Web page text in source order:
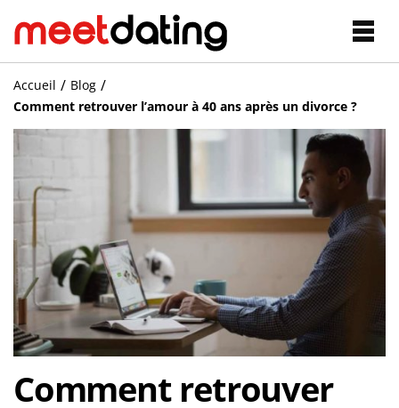
Blog conseils
Rencontres Sérieuses
Rencontres senior
Rencontres plan cul
Rencontres cougar
Rencontres libertines
Rencontres Gay et lesbiennes
Accueil / Blog /
Comment retrouver l’amour à 40 ans après un divorce ?
Comment retrouver